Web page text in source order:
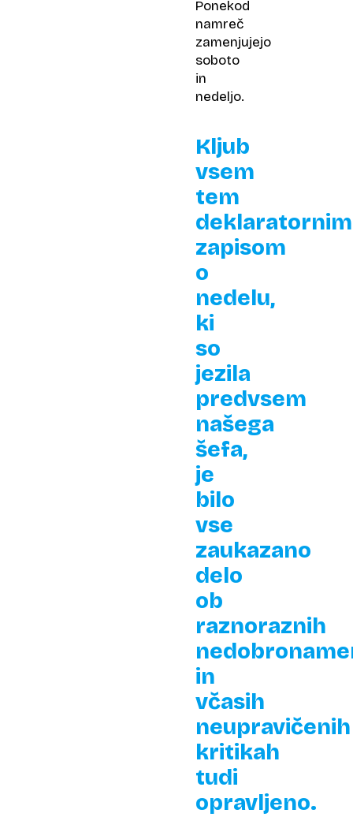
Ponekod
namreč
zamenjujejo
soboto
in
nedeljo.
Kljub
vsem
tem
deklaratornim
zapisom
o
nedelu,
ki
so
jezila
predvsem
našega
šefa,
je
bilo
vse
zaukazano
delo
ob
raznoraznih
in
včasih
neupravičenih
kritikah
tudi
opravljeno.